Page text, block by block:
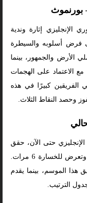
بورنموث
الإنجليزي إثارة وندية
فرض أسلوبه والسيطرة
الأرض والجمهور، بينما
الاعتماد على الهجمات
الفريقين كبيرًا في هذه
وحصد النقاط الثلاث.
في الدوري الإنجليزي حتى الآن، حقق
الفوز في 6 مباريات، وتعادل في 4 لقاءات، وتعرض للخسارة 6 مرات.
هذا الموسم، بينما يقدم
الترتيب.